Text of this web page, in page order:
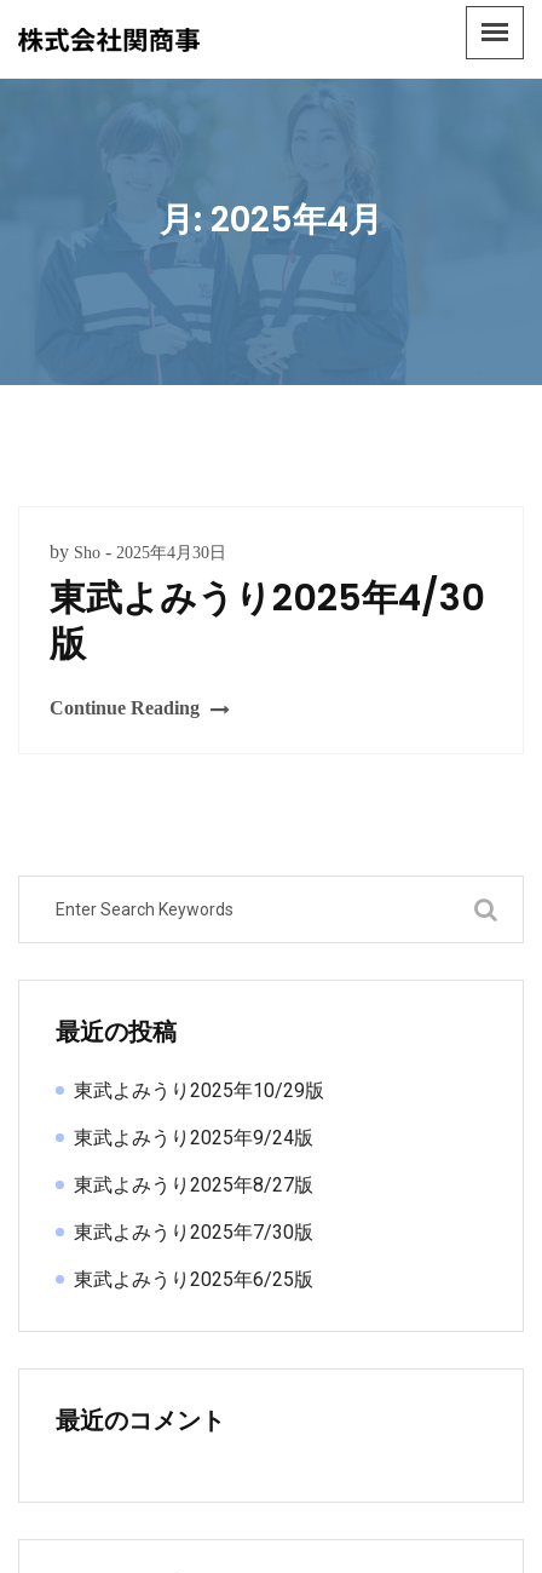
月: 2025年4月
by Sho - 2025年4月30日
東武よみうり2025年4/30
版
Continue Reading
最近の投稿
東武よみうり2025年10/29版
東武よみうり2025年9/24版
東武よみうり2025年8/27版
東武よみうり2025年7/30版
東武よみうり2025年6/25版
最近のコメント